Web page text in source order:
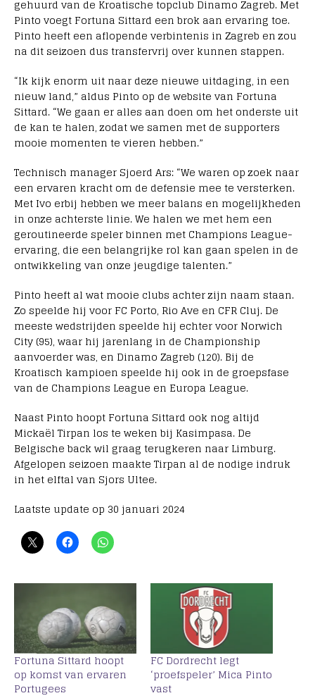
gehuurd van de Kroatische topclub Dinamo Zagreb. Met
Pinto voegt Fortuna Sittard een brok aan ervaring toe.
Pinto heeft een aflopende verbintenis in Zagreb en zou
na dit seizoen dus transfervrij over kunnen stappen.
“Ik kijk enorm uit naar deze nieuwe uitdaging, in een
nieuw land,” aldus Pinto op de website van Fortuna
Sittard. “We gaan er alles aan doen om het onderste uit
de kan te halen, zodat we samen met de supporters
mooie momenten te vieren hebben.”
Technisch manager Sjoerd Ars: “We waren op zoek naar
een ervaren kracht om de defensie mee te versterken.
Met Ivo erbij hebben we meer balans en mogelijkheden
in onze achterste linie. We halen we met hem een
geroutineerde speler binnen met Champions League-
ervaring, die een belangrijke rol kan gaan spelen in de
ontwikkeling van onze jeugdige talenten.”
Pinto heeft al wat mooie clubs achter zijn naam staan.
Zo speelde hij voor FC Porto, Rio Ave en CFR Cluj. De
meeste wedstrijden speelde hij echter voor Norwich
City (95), waar hij jarenlang in de Championship
aanvoerder was, en Dinamo Zagreb (120). Bij de
Kroatisch kampioen speelde hij ook in de groepsfase
van de Champions League en Europa League.
Naast Pinto hoopt Fortuna Sittard ook nog altijd
Mickaël Tirpan los te weken bij Kasimpasa. De
Belgische back wil graag terugkeren naar Limburg.
Afgelopen seizoen maakte Tirpan al de nodige indruk
in het elftal van Sjors Ultee.
Laatste update op 30 januari 2024
Fortuna Sittard hoopt
op komst van ervaren
Portugees
FC Dordrecht legt
‘proefspeler’ Mica Pinto
vast